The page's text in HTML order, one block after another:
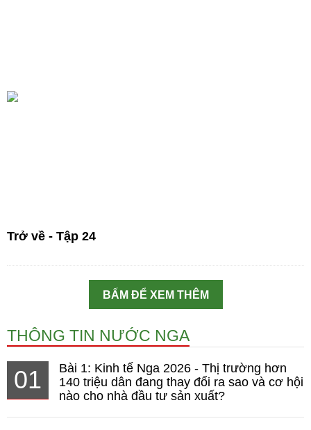
Trở về - Tập 24
BẤM ĐỂ XEM THÊM
THÔNG TIN NƯỚC NGA
01
Bài 1: Kinh tế Nga 2026 - Thị trường hơn
140 triệu dân đang thay đổi ra sao và cơ hội
nào cho nhà đầu tư sản xuất?